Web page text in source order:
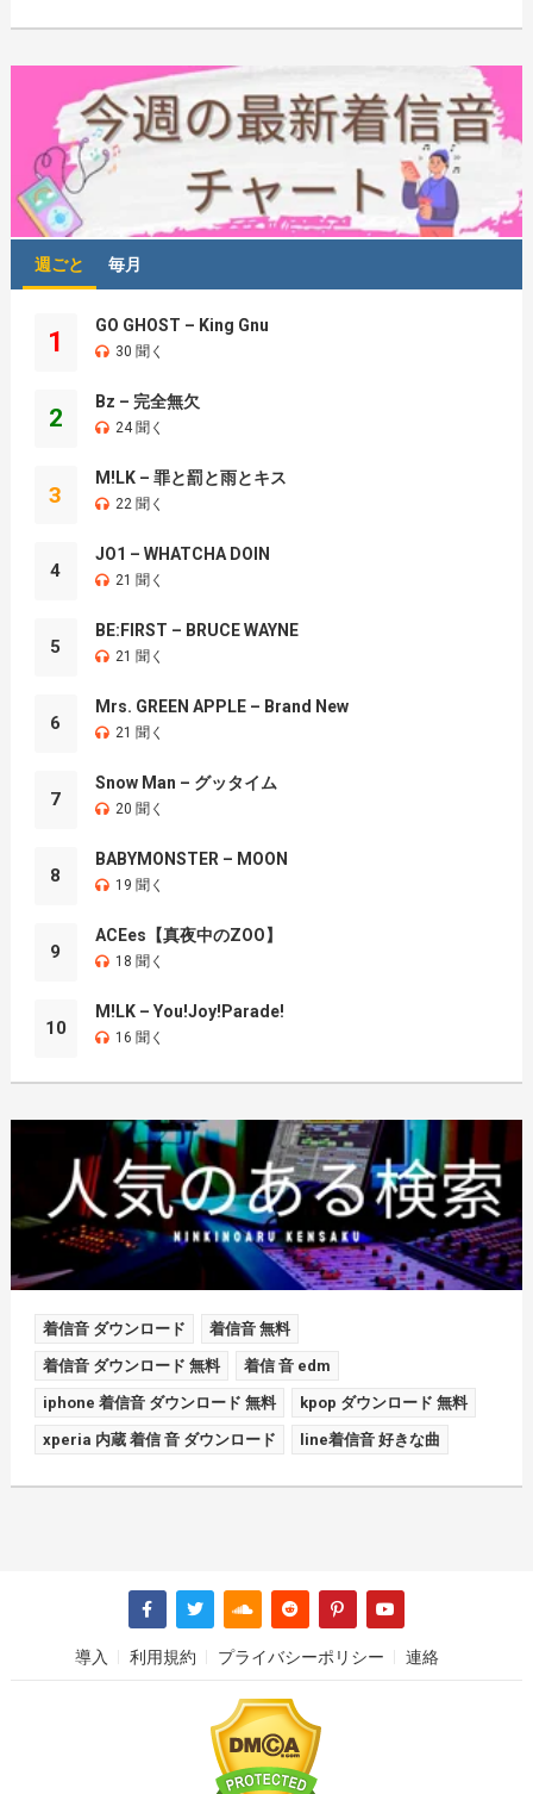
週ごと 毎月
1
GO GHOST – King Gnu
30 聞く
2
Bz – 完全無欠
24 聞く
3
M!LK – 罪と罰と雨とキス
22 聞く
4
JO1 – WHATCHA DOIN
21 聞く
5
BE:FIRST – BRUCE WAYNE
21 聞く
6
Mrs. GREEN APPLE – Brand New
21 聞く
7
Snow Man – グッタイム
20 聞く
8
BABYMONSTER – MOON
19 聞く
9
ACEes【真夜中のZOO】
18 聞く
10
M!LK – You!Joy!Parade!
16 聞く
着信音 ダウンロード 着信音 無料
着信音 ダウンロード 無料 着信 音 edm
iphone 着信音 ダウンロード 無料 kpop ダウンロード 無料
xperia 内蔵 着信 音 ダウンロード line着信音 好きな曲
導入 利用規約 プライバシーポリシー 連絡